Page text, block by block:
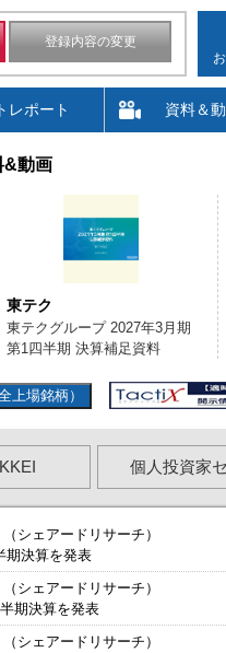
登録内容の変更
レポート 資料＆
&動画
東テク
東テクグループ 2027年3月期
第1四半期 決算補足資料
上場銘柄）
個人投資家
シェアードリサーチ）
期決算を発表
シェアードリサーチ）
期決算を発表
シェアードリサーチ）